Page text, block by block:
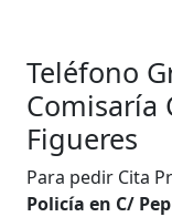
Teléfono
Comisaría
Figueres
Para pedir Cita
Policía en C/